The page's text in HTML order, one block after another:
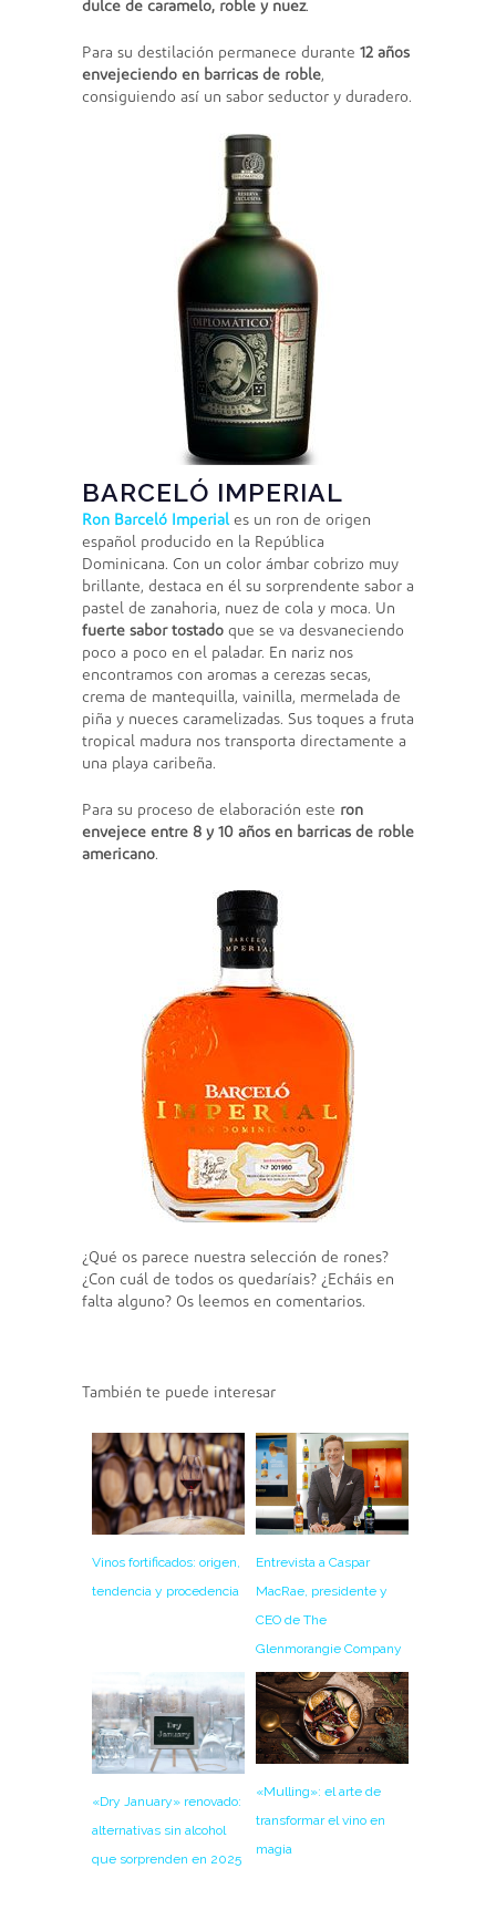
dulce de caramelo, roble y nuez.
Para su destilación permanece durante 12 años
envejeciendo en barricas de roble,
consiguiendo así un sabor seductor y duradero.
BARCELÓ IMPERIAL
Ron Barceló Imperial es un ron de origen
español producido en la República
Dominicana. Con un color ámbar cobrizo muy
brillante, destaca en él su sorprendente sabor a
pastel de zanahoria, nuez de cola y moca. Un
fuerte sabor tostado que se va desvaneciendo
poco a poco en el paladar. En nariz nos
encontramos con aromas a cerezas secas,
crema de mantequilla, vainilla, mermelada de
piña y nueces caramelizadas. Sus toques a fruta
tropical madura nos transporta directamente a
una playa caribeña.
Para su proceso de elaboración este ron
envejece entre 8 y 10 años en barricas de roble
americano.
¿Qué os parece nuestra selección de rones?
¿Con cuál de todos os quedaríais? ¿Echáis en
falta alguno? Os leemos en comentarios.
También te puede interesar
Vinos fortificados: origen,
tendencia y procedencia
Entrevista a Caspar
MacRae, presidente y
CEO de The
Glenmorangie Company
«Dry January» renovado:
alternativas sin alcohol
que sorprenden en 2025
«Mulling»: el arte de
transformar el vino en
magia